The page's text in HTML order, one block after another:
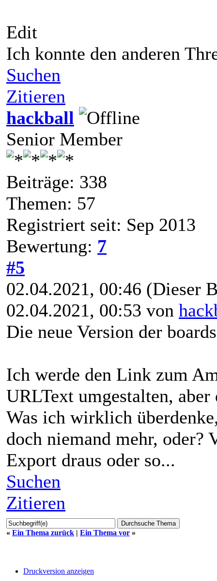
Edit
Ich konnte den anderen
Suchen
Zitieren
hackball
Senior Member
Beiträge: 338
Themen: 57
Registriert seit: Sep 2013
Bewertung: 7
#5
02.04.2021, 00:46 (Dieser
02.04.2021, 00:53 von
Die neue Version der
Ich werde den Link zum
URLText umgestalten,
Was ich wirklich
doch niemand mehr,
Export draus oder so...
Suchen
Zitieren
« Ein Thema zurück | Ein Thema vor »
Druckversion anzeigen